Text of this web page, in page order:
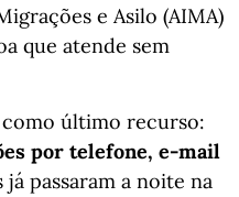
e Asilo (AIMA)
que atende sem
como último recurso:
por telefone, e-mail
já passaram a noite na